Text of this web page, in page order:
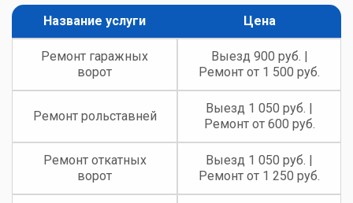
Название услуги Цена
Ремонт гаражных
ворот
Выезд 900 руб. |
Ремонт от 1 500 руб.
Ремонт рольставней
Выезд 1 050 руб. |
Ремонт от 600 руб.
Ремонт откатных
ворот
Выезд 1 050 руб. |
Ремонт от 1 250 руб.